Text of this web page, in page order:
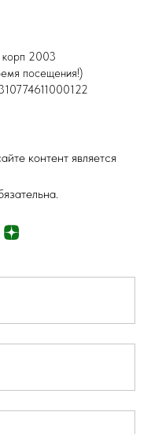
корп 2003
посещения!)
контент является